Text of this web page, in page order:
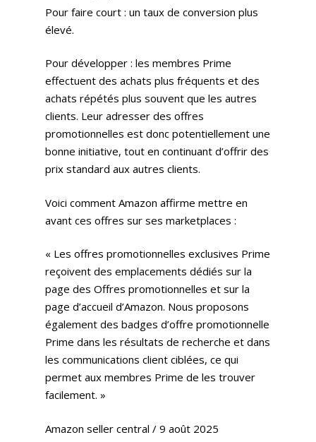
Pour faire court : un taux de conversion plus
élevé.
Pour développer : les membres Prime
effectuent des achats plus fréquents et des
achats répétés plus souvent que les autres
clients. Leur adresser des offres
promotionnelles est donc potentiellement une
bonne initiative, tout en continuant d’offrir des
prix standard aux autres clients.
Voici comment Amazon affirme mettre en
avant ces offres sur ses marketplaces :
« Les offres promotionnelles exclusives Prime
reçoivent des emplacements dédiés sur la
page des Offres promotionnelles et sur la
page d’accueil d’Amazon. Nous proposons
également des badges d’offre promotionnelle
Prime dans les résultats de recherche et dans
les communications client ciblées, ce qui
permet aux membres Prime de les trouver
facilement. »
Amazon seller central / 9 août 2025